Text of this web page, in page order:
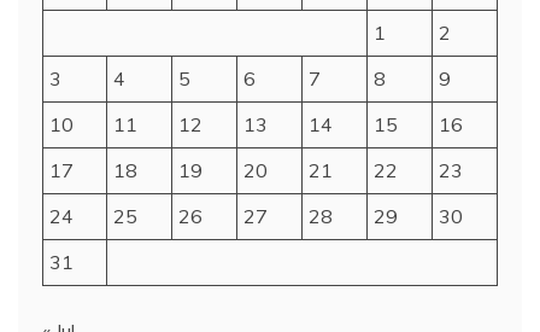
1
2
3
4 5 6 7 8
9
10
11 12 13 14 15
16
17
18 19 20 21 22
23
24
25 26 27 28 29
30
31